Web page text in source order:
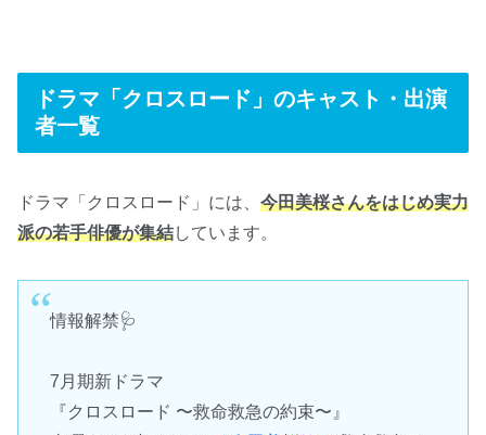
ドラマ「クロスロード」のキャスト・出演
者一覧
ドラマ「クロスロード」には、 今田美桜さんをはじめ実力
派の若手俳優が集結しています。
情報解禁🩺
7月期新ドラマ
『クロスロード 〜救命救急の約束〜』